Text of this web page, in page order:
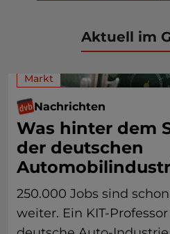
Aktuell im
Markt
Nachrichten
Was hinter dem
der deutschen
250.000 Jobs sind
weiter. Ein KIT-